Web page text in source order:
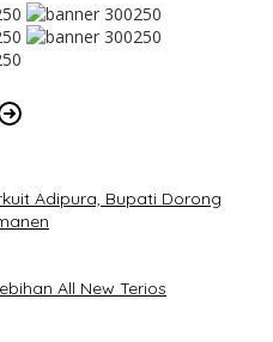
Adipura, Bupati Dorong
All New Terios